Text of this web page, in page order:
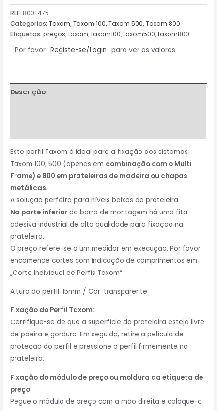
REF: 800-475
Categorias:Taxom,Taxom 100,Taxom 500,Taxom 800
Etiquetas:preços,taxom,taxom100,taxom500,taxom800
Por favor Registe-se/Login para ver os valores.
Descrição
Este perfil Taxom é ideal para a fixação dos sistemas
Taxom 100, 500 (apenas em combinação com o Multi
Frame) e 800 em prateleiras de madeira ou chapas
metálicas.
A solução perfeita para níveis baixos de prateleira.
Na parte inferior da barra de montagem há uma fita
adesiva industrial de alta qualidade para fixação na
prateleira.
O preço refere-se a um medidor em execução. Por favor,
encomende cortes com indicação de comprimentos em
„Corte Individual de Perfis Taxom“.
Altura do perfil: 15mm / Cor: transparente
Fixação do Perfil Taxom:
Certifique-se de que a superfície da prateleira esteja livre
de poeira e gordura. Em seguida, retire a película de
proteção do perfil e pressione o perfil firmemente na
prateleira.
Fixação do módulo de preço ou moldura da etiqueta de
preço:
Pegue o módulo de preço com a mão direita e coloque-o